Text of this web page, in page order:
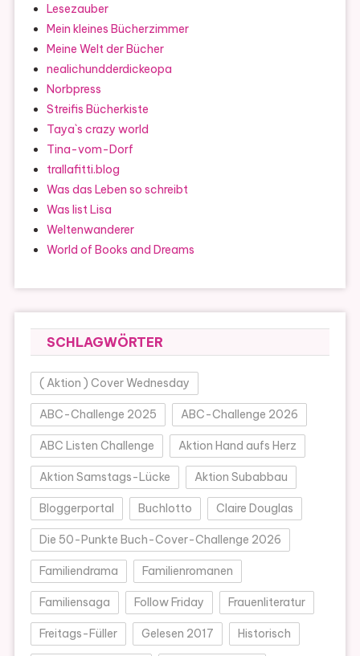
Lesezauber
Mein kleines Bücherzimmer
Meine Welt der Bücher
nealichundderdickeopa
Norbpress
Streifis Bücherkiste
Taya`s crazy world
Tina-vom-Dorf
trallafitti.blog
Was das Leben so schreibt
Was list Lisa
Weltenwanderer
World of Books and Dreams
SCHLAGWÖRTER
( Aktion ) Cover Wednesday
ABC-Challenge 2025 ABC-Challenge 2026
ABC Listen Challenge Aktion Hand aufs Herz
Aktion Samstags-Lücke Aktion Subabbau
Bloggerportal Buchlotto Claire Douglas
Die 50-Punkte Buch-Cover-Challenge 2026
Familiendrama Familienromanen
Familiensaga Follow Friday Frauenliteratur
Freitags-Füller Gelesen 2017 Historisch